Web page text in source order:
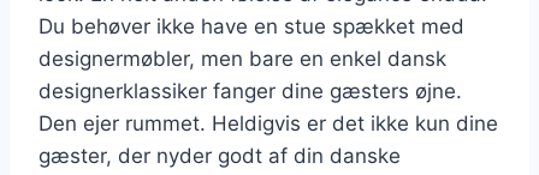
Du behøver ikke have en stue spækket med
designermøbler, men bare en enkel dansk
designerklassiker fanger dine gæsters øjne.
Den ejer rummet. Heldigvis er det ikke kun dine
gæster, der nyder godt af din danske